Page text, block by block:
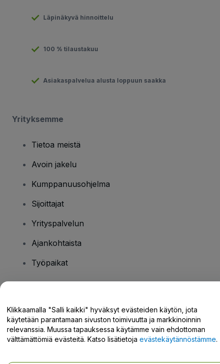
Läpinäkyvä hinnoittelu
100 % tilaustakuu
Asiakaspalvelua alusta loppuun saakka
Yrityksemme
Tietoa meistä
Avoin jakelu
Kumppanuusohjelma
Sijoittajat
Yrityspalvelun
Ajankohtaista
Työpaikat
Tukikeskus / Ota meihin yhteyttä
Klikkaamalla "Salli kaikki" hyväksyt evästeiden käytön, jota
käytetään parantamaan sivuston toimivuutta ja markkinoinnin
relevanssia. Muussa tapauksessa käytämme vain ehdottoman
välttämättömiä evästeitä. Katso lisätietoja evästekäytännöstämme.